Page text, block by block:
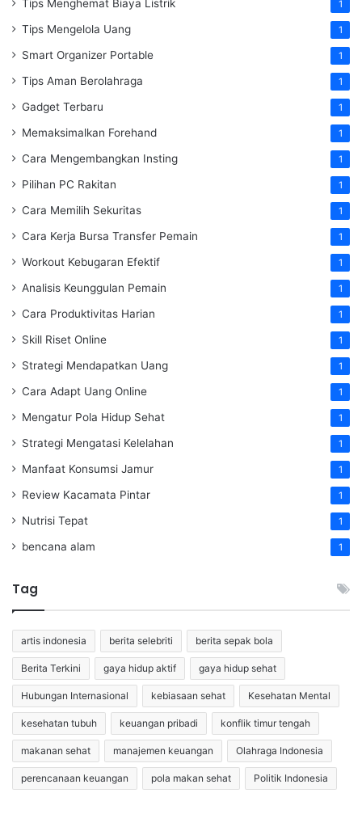
Tips Menghemat Biaya Listrik 1
Tips Mengelola Uang 1
Smart Organizer Portable 1
Tips Aman Berolahraga 1
Gadget Terbaru 1
Memaksimalkan Forehand 1
Cara Mengembangkan Insting 1
Pilihan PC Rakitan 1
Cara Memilih Sekuritas 1
Cara Kerja Bursa Transfer Pemain 1
Workout Kebugaran Efektif 1
Analisis Keunggulan Pemain 1
Cara Produktivitas Harian 1
Skill Riset Online 1
Strategi Mendapatkan Uang 1
Cara Adapt Uang Online 1
Mengatur Pola Hidup Sehat 1
Strategi Mengatasi Kelelahan 1
Manfaat Konsumsi Jamur 1
Review Kacamata Pintar 1
Nutrisi Tepat 1
bencana alam 1
Tag
artis indonesia berita selebriti berita sepak bola
Berita Terkini gaya hidup aktif gaya hidup sehat
Hubungan Internasional kebiasaan sehat Kesehatan Mental
kesehatan tubuh keuangan pribadi konflik timur tengah
makanan sehat manajemen keuangan Olahraga Indonesia
perencanaan keuangan pola makan sehat Politik Indonesia